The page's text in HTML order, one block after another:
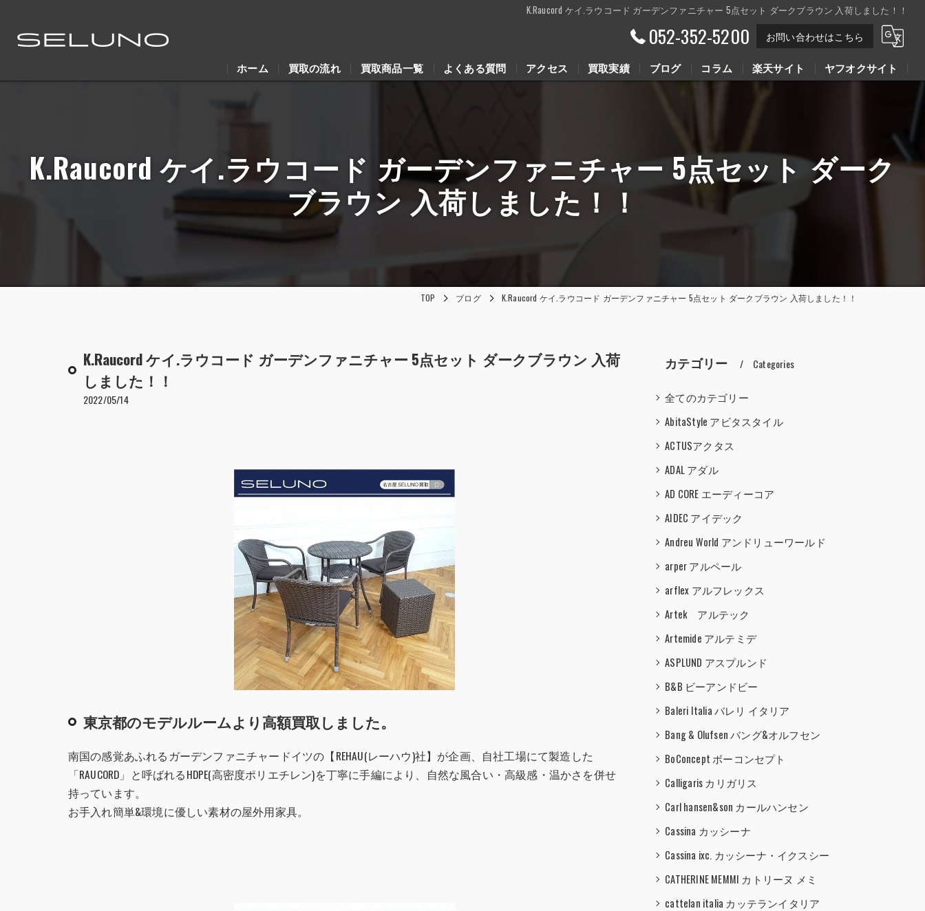
K.Raucord ケイ.ラウコード ガーデンファニチャー 5点セット ダークブラウン 入荷しました！！
052-352-5200 お問い合わせはこちら
ホーム 買取の流れ 買取商品一覧 よくある質問 アクセス 買取実績 ブログ
Youtube動画
コラム 楽天サイト ヤフオクサイト
K.Raucord ケイ.ラウコード ガーデンファニチャー 5点セット ダーク
ブラウン 入荷しました！！
TOP ブログ K.Raucord ケイ.ラウコード ガーデンファニチャー 5点セット ダークブラウン 入荷しました！！
K.Raucord ケイ.ラウコード ガーデンファニチャー 5点セット ダークブラウン 入荷
しました！！
2022/05/14
東京都のモデルルームより高額買取しました。
南国の感覚あふれるガーデンファニチャードイツの【REHAU(レーハウ)社】が企画、自社工場にて製造した
「RAUCORD」と呼ばれるHDPE(高密度ポリエチレン)を丁寧に手編により、自然な風合い・高級感・温かさを併せ
持っています。
お手入れ簡単&環境に優しい素材の屋外用家具。
カテゴリー Categories
全てのカテゴリー
AbitaStyle アビタスタイル
ACTUSアクタス
ADAL アダル
AD CORE エーディーコア
AIDEC アイデック
Andreu World アンドリューワールド
arper アルペール
arflex アルフレックス
Artek アルテック
Artemide アルテミデ
ASPLUND アスプルンド
B&B ビーアンドビー
Baleri Italia バレリ イタリア
Bang & Olufsen バング&オルフセン
BoConcept ボーコンセプト
Calligaris カリガリス
Carl hansen&son カールハンセン
Cassina カッシーナ
Cassina ixc. カッシーナ・イクスシー
CATHERINE MEMMI カトリーヌ メミ
cattelan italia カッテランイタリア